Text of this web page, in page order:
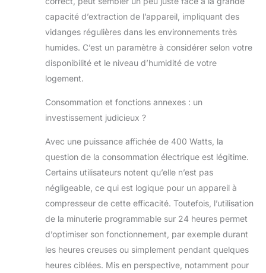
capacité d’extraction de l’appareil, impliquant des
vidanges régulières dans les environnements très
humides. C’est un paramètre à considérer selon votre
disponibilité et le niveau d’humidité de votre
logement.
Consommation et fonctions annexes : un
investissement judicieux ?
Avec une puissance affichée de 400 Watts, la
question de la consommation électrique est légitime.
Certains utilisateurs notent qu’elle n’est pas
négligeable, ce qui est logique pour un appareil à
compresseur de cette efficacité. Toutefois, l’utilisation
de la minuterie programmable sur 24 heures permet
d’optimiser son fonctionnement, par exemple durant
les heures creuses ou simplement pendant quelques
heures ciblées. Mis en perspective, notamment pour